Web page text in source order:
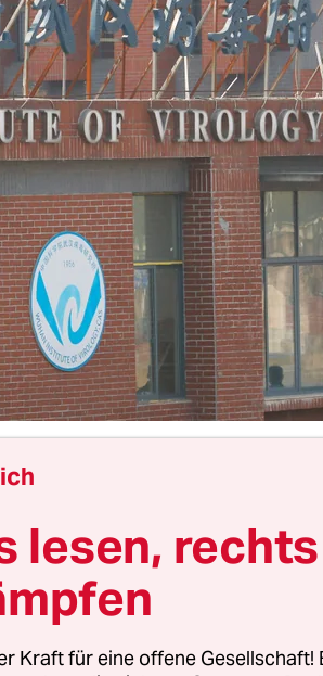
bekommt
(BND)
Laborunfall die Ursache der
lesen, rechts
Kraft für eine offene Gesellschaft!